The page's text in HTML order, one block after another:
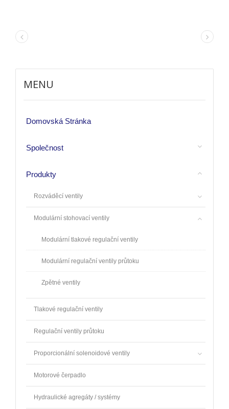
MENU
Domovská Stránka
Společnost
Produkty
Rozváděcí ventily
Modulární stohovací ventily
Modulární tlakové regulační ventily
Modulární regulační ventily průtoku
Zpětné ventily
Tlakové regulační ventily
Regulační ventily průtoku
Proporcionální solenoidové ventily
Motorové čerpadlo
Hydraulické agregáty / systémy